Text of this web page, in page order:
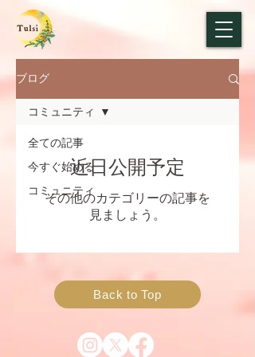
ブログ
全ての記事
今すぐ始める
コミュニティ
コミュニティ
近日公開予定
その他のカテゴリーの記事を
見ましょう。
Back to Top